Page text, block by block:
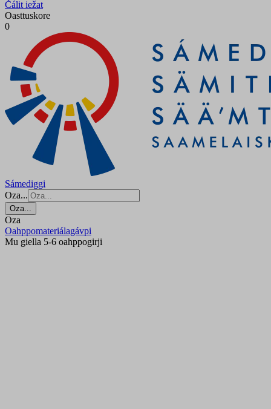
Čálit iežat
Oasttuskore
0
Sámediggi
Oza...
Oza...
Oza
Oahppomateriálagávpi
Mu giella 5-6 oahppogirji